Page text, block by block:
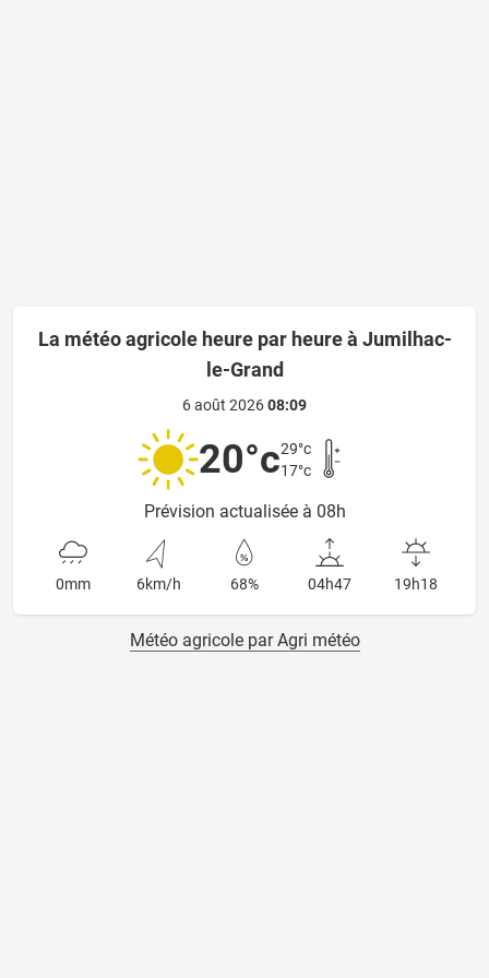
La météo agricole heure par heure à Jumilhac-
le-Grand
6 août 202608:09
20°c29°c
17°c
Prévision actualisée à 08h
0mm 6km/h 68% 04h47 19h18
Météo agricole par Agri météo